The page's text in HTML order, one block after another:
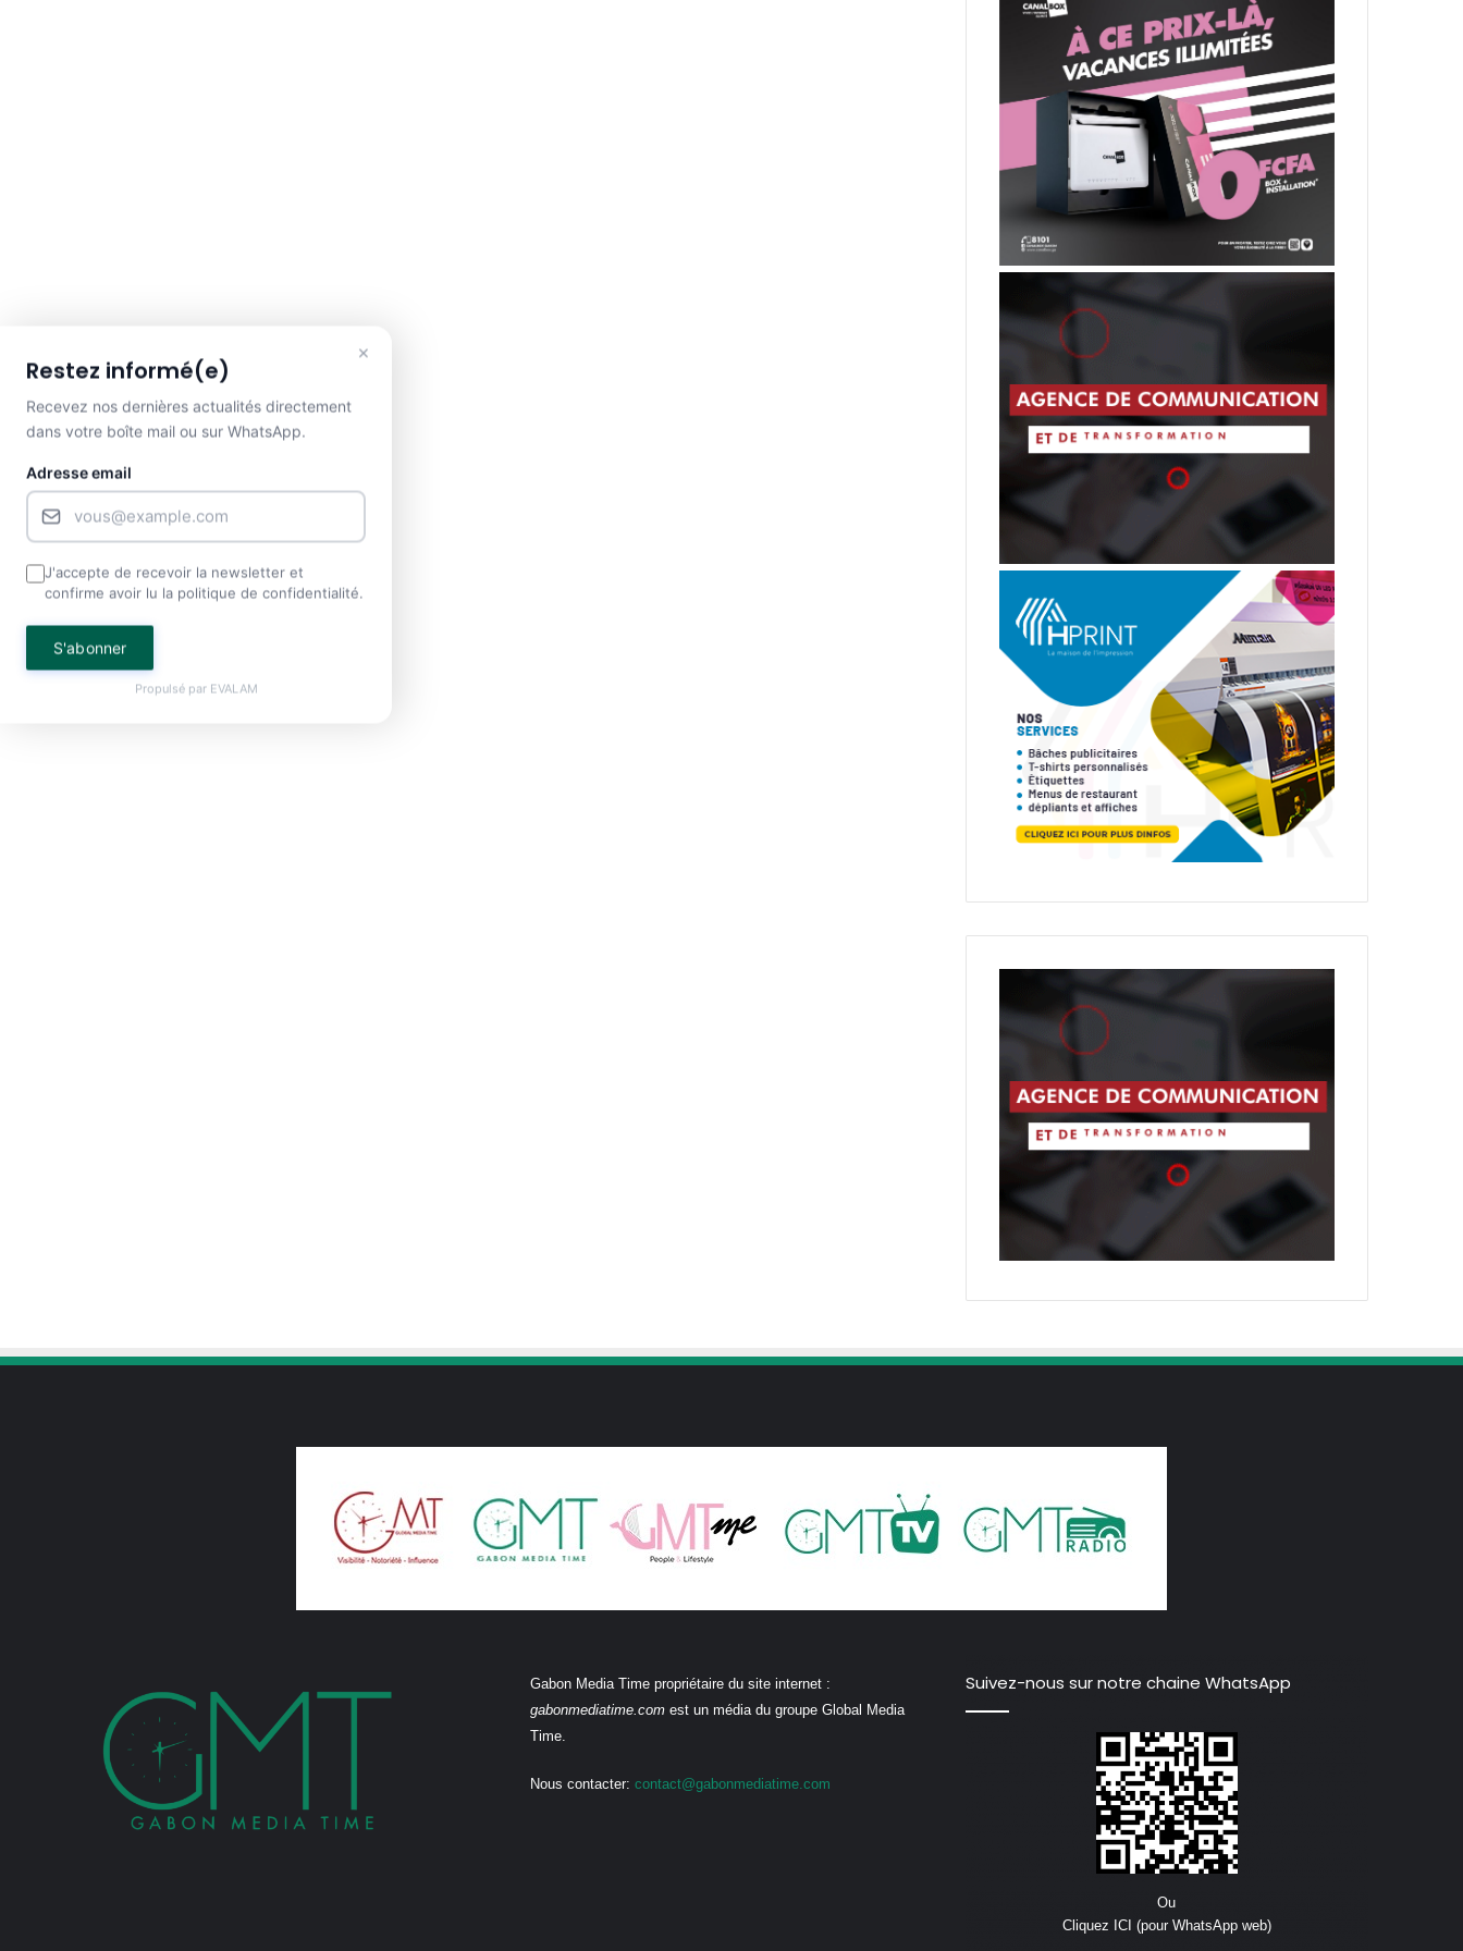
Gabon Media Time propriétaire du site internet :
gabonmediatime.comest un média du groupe Global Media
Time.
Nous contacter: contact@gabonmediatime.com
Suivez-nous sur notre chaine WhatsApp
Ou
Cliquez ICI (pour WhatsApp web)
×
Restez informé(e)
Recevez nos dernières actualités directement
dans votre boîte mail ou sur WhatsApp.
Adresse email
J'accepte de recevoir la newsletter et
confirme avoir lu la politique de confidentialité.
S'abonner
Propulsé par EVALAM